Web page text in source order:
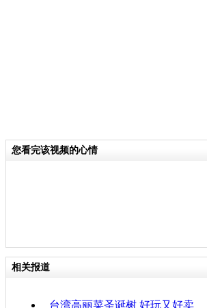
您看完该视频的心情
相关报道
台湾高丽菜圣诞树 好玩又好卖